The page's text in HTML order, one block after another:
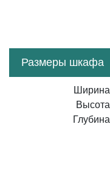
Размеры шкафа
Ширина
Высота
Глубина